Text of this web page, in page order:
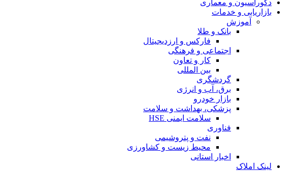
دکوراسیون و معماری
بازاریابی و خدمات
آموزش
بانک و طلا
فارکس و ارزدیجیتال
اجتماعی و فرهنگی
کار و تعاون
بین المللی
گردشگری
برق، آب و انرژی
بازار خودرو
پزشکی، بهداشت و سلامت
سلامت ایمنی HSE
فناوری
نفت و پتروشیمی
محیط زیست و کشاورزی
اخبار استانی
لینک املاک